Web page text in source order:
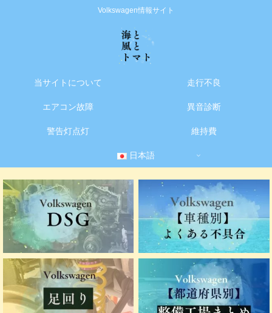
Volkswagen情報サイト
当サイトについて 走行不良
エアコン故障 異音診断
警告灯点灯 維持費
日本語